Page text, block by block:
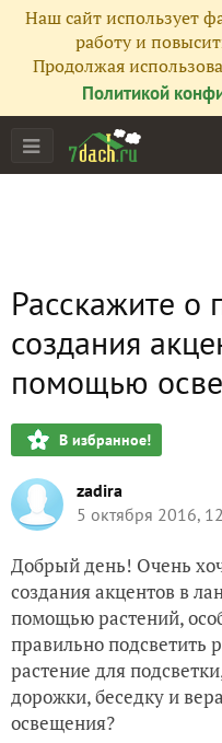
Наш сайт использует
работу и
Продолжая
Политикой
Расскажите о
создания
помощью
В избранное!
zadira
5 октября 2016,
Добрый день! Очень
создания акцентов в
помощью растений,
правильно подсветить
растение для
дорожки, беседку и
освещения?